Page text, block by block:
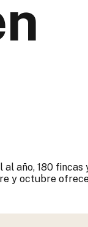
año, 180
y octubre